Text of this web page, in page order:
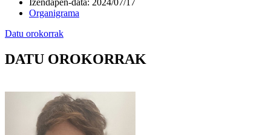
Organigrama
Datu orokorrak
DATU OROKORRAK